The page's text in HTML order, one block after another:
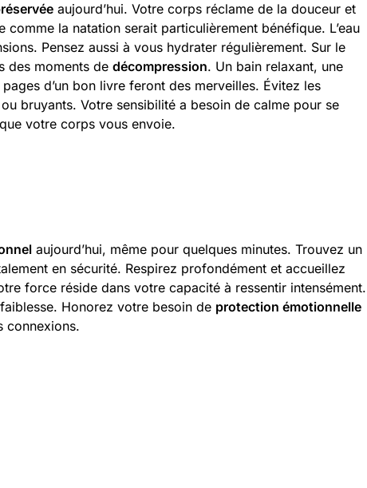
aujourd’hui. Votre corps réclame de la douceur et
la natation serait particulièrement bénéfique. L’eau
Pensez aussi à vous hydrater régulièrement. Sur le
des moments de décompression. Un bain relaxant, une
d’un bon livre feront des merveilles. Évitez les
bruyants. Votre sensibilité a besoin de calme pour se
votre corps vous envoie.
aujourd’hui, même pour quelques minutes. Trouvez un
en sécurité. Respirez profondément et accueillez
force réside dans votre capacité à ressentir intensément.
Honorez votre besoin de protection émotionnelle
connexions.